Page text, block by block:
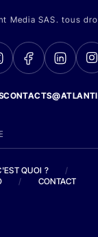
Media SAS. tous
QUOI ?
/
/ CONTACT